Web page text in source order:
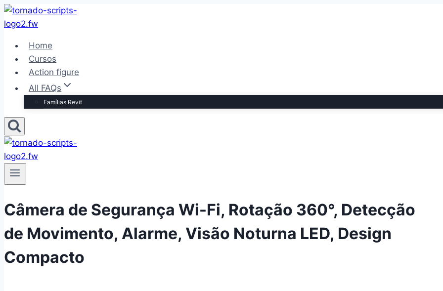
Pular
para
Conteúdo
Home
Cursos
Action figure
All FAQs
Famílias Revit
Câmera de Segurança Wi-Fi, Rotação 360°, Detecção
de Movimento, Alarme, Visão Noturna LED, Design
Compacto